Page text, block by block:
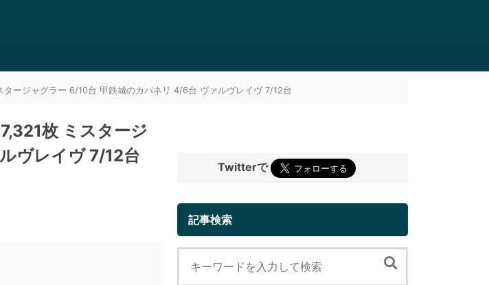
タージャグラー 6/10台 甲鉄城のカバネリ 4/6台 ヴァルヴレイヴ 7/12台
枚 ミスタージ
ヴレイヴ 7/12台
Twitterで
記事検索